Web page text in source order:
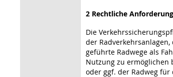
2 Rechtliche
Die
der
geführte Radwege als
Nutzung zu ermöglichen
oder ggf. der Radweg